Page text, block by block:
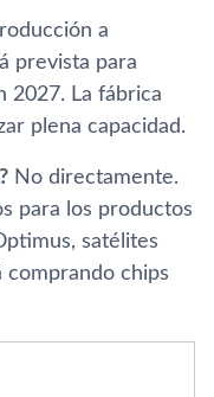
a
prevista para
2027. La fábrica
plena capacidad.
No directamente.
para los productos
satélites
comprando chips